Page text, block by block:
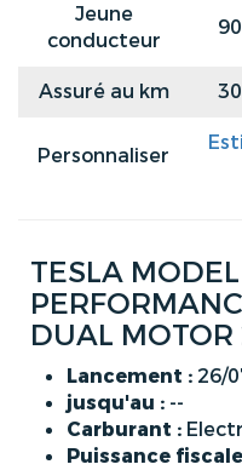
Jeune
conducteur
Assuré au km
Personnaliser
TESLA
DUAL
Lancement : 26/
jusqu'au : --
Carburant :
Puissance